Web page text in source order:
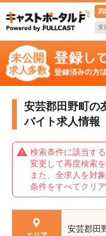
四
変
安芸郡田野町の
バイト求人情報
検索条件に該当す
変更して再度検索
また、全求人を対
条件をすべてクリ
安芸郡田